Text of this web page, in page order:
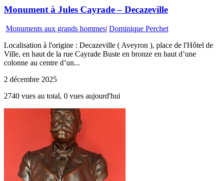
Monument à Jules Cayrade – Decazeville
Monuments aux grands hommes| Dominique Perchet
Localisation à l'origine : Decazeville ( Aveyron ), place de l'Hôtel de
Ville, en haut de la rue Cayrade Buste en bronze en haut d’une
colonne au centre d’un...
2 décembre 2025
2740 vues au total, 0 vues aujourd'hui